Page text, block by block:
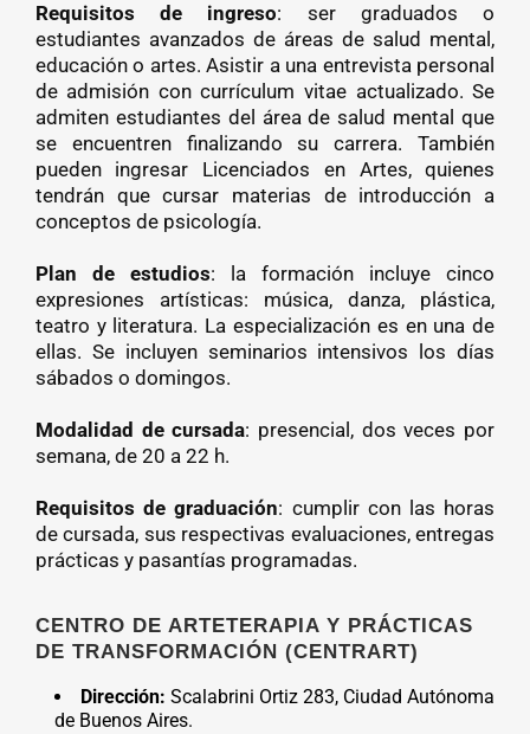
Requisitos de ingreso: ser graduados o
estudiantes avanzados de áreas de salud mental,
educación o artes. Asistir a una entrevista personal
de admisión con currículum vitae actualizado. Se
admiten estudiantes del área de salud mental que
se encuentren finalizando su carrera. También
pueden ingresar Licenciados en Artes, quienes
tendrán que cursar materias de introducción a
conceptos de psicología.
Plan de estudios: la formación incluye cinco
expresiones artísticas: música, danza, plástica,
teatro y literatura. La especialización es en una de
ellas. Se incluyen seminarios intensivos los días
sábados o domingos.
Modalidad de cursada: presencial, dos veces por
semana, de 20 a 22 h.
Requisitos de graduación: cumplir con las horas
de cursada, sus respectivas evaluaciones, entregas
prácticas y pasantías programadas.
CENTRO DE ARTETERAPIA Y PRÁCTICAS
DE TRANSFORMACIÓN (CENTRART)
Dirección: Scalabrini Ortiz 283, Ciudad Autónoma
de Buenos Aires.